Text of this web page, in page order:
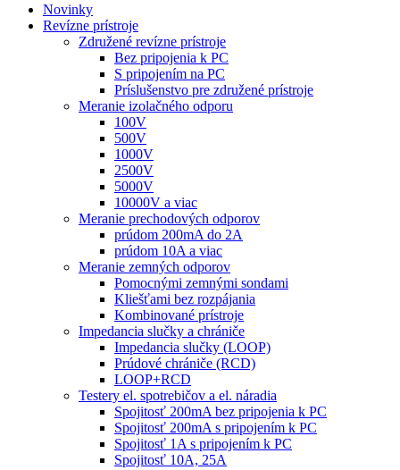
Novinky
Revízne prístroje
Združené revízne prístroje
Bez pripojenia k PC
S pripojením na PC
Príslušenstvo pre združené prístroje
Meranie izolačného odporu
100V
500V
1000V
2500V
5000V
10000V a viac
Meranie prechodových odporov
prúdom 200mA do 2A
prúdom 10A a viac
Meranie zemných odporov
Pomocnými zemnými sondami
Kliešťami bez rozpájania
Kombinované prístroje
Impedancia slučky a chrániče
Impedancia slučky (LOOP)
Prúdové chrániče (RCD)
LOOP+RCD
Testery el. spotrebičov a el. náradia
Spojitosť 200mA bez pripojenia k PC
Spojitosť 200mA s pripojením k PC
Spojitosť 1A s pripojením k PC
Spojitosť 10A, 25A